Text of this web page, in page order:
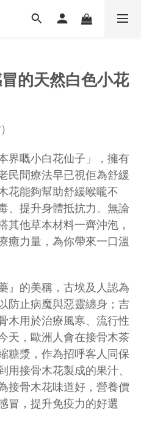
的天然白色小花
界嘅小白花仙子」，擁有
民間療法早已視佢為舒緩
花能夠幫助舒緩喉嚨不
、提升身體抵抗力。無論
其他草本材料一齊沖泡，
癒力量，為你帶來一口溫
』的美稱，古埃及人認為
防止病魔與惡靈纏身；吉
木用於治療風寒、流行性
天，歐洲人會在接骨木茶
糖漿，作為招呼客人同保
接骨木花製成的果汁、
接骨木花味道好，營養價
冒，提升免疫力的好選